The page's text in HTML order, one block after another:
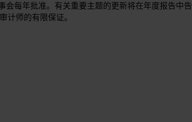
会每年批准。有关重要主题的更新将在年度报告中告
计师的有限保证。